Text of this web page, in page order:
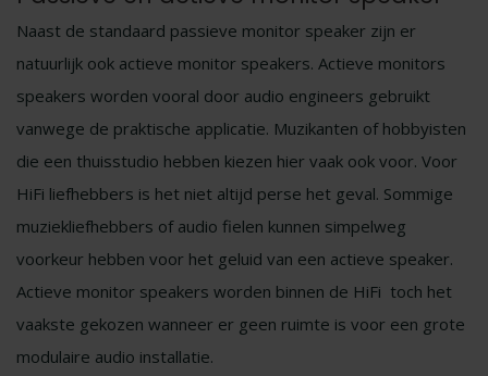
Naast de standaard passieve monitor speaker zijn er
natuurlijk ook actieve monitor speakers. Actieve monitors
speakers worden vooral door audio engineers gebruikt
vanwege de praktische applicatie. Muzikanten of hobbyisten
die een thuisstudio hebben kiezen hier vaak ook voor. Voor
HiFi liefhebbers is het niet altijd perse het geval. Sommige
muziekliefhebbers of audio fielen kunnen simpelweg
voorkeur hebben voor het geluid van een actieve speaker.
Actieve monitor speakers worden binnen de HiFi toch het
vaakste gekozen wanneer er geen ruimte is voor een grote
modulaire audio installatie.